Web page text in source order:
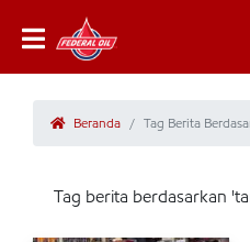
Beranda Tag Berita
Tag berita berdasarkan